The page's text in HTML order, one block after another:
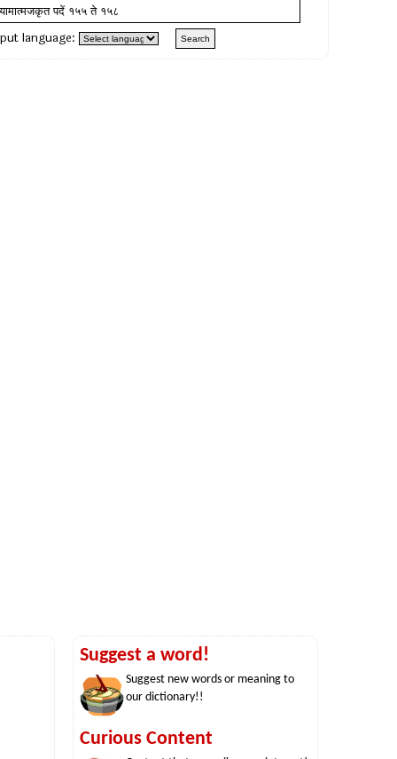
language:
Suggest a word!
Suggest new words or meaning to
our dictionary!!
Curious Content